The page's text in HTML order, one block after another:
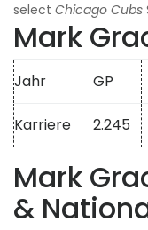
select Chicago Cubs
Mark
Jahr GP
Karriere 2.245
Mark
&